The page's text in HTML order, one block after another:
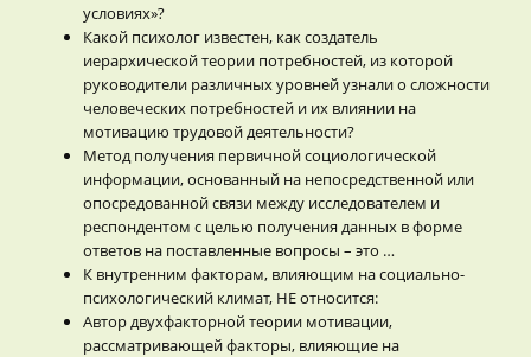
условиях»?
Какой психолог известен, как создатель
иерархической теории потребностей, из которой
руководители различных уровней узнали о сложности
человеческих потребностей и их влиянии на
мотивацию трудовой деятельности?
Метод получения первичной социологической
информации, основанный на непосредственной или
опосредованной связи между исследователем и
респондентом с целью получения данных в форме
ответов на поставленные вопросы – это …
К внутренним факторам, влияющим на социально-
психологический климат, НЕ относится:
Автор двухфакторной теории мотивации,
рассматривающей факторы, влияющие на